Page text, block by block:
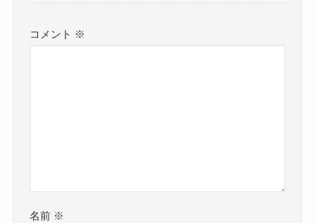
コメント ※
名前 ※